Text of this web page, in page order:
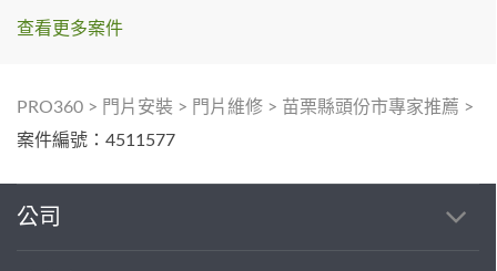
查看更多案件
PRO360 > 門片安裝 > 門片維修 > 苗栗縣頭份市專家推薦 >
案件編號：4511577
公司